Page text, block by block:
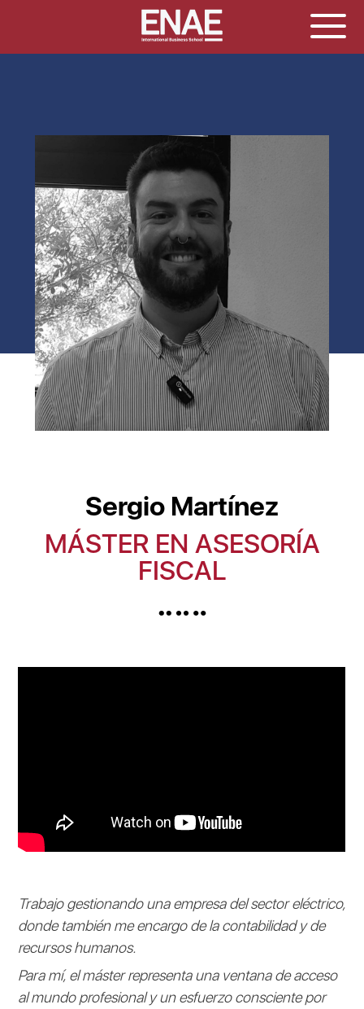
Sergio Martínez
MÁSTER EN ASESORÍA
FISCAL
Trabajo gestionando una empresa del sector eléctrico,
donde también me encargo de la contabilidad y de
recursos humanos.
Para mí, el máster representa una ventana de acceso
al mundo profesional y un esfuerzo consciente por